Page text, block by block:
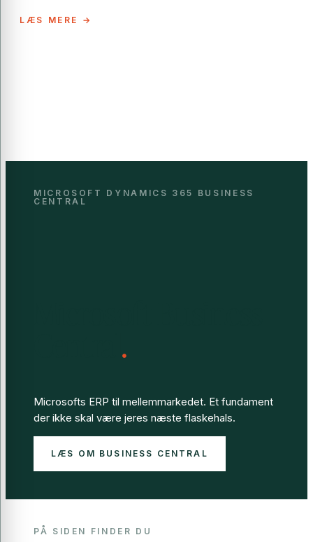
MICROSOFT DYNAMICS 365 BUSINESS
CENTRAL
.
Microsofts ERP til mellemmarkedet. Et fundament
der ikke skal være jeres næste flaskehals.
LÆS OM BUSINESS CENTRAL
PÅ SIDEN FINDER DU